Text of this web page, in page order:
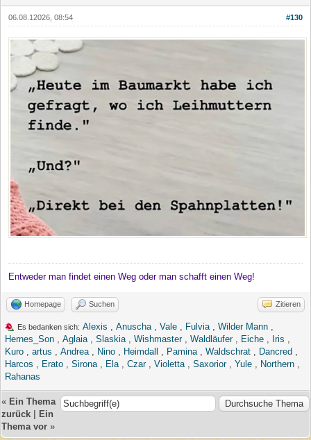
#130
06.08.12026, 08:54
Entweder man findet einen Weg oder man schafft einen Weg!
Homepage Suchen Zitieren
Es bedanken sich: Alexis , Anuscha, Vale , Fulvia, Wilder Mann ,
Hernes_Son , Aglaia, Slaskia, Wishmaster, Waldläufer, Eiche , Iris ,
Kuro , artus , Andrea, Nino , Heimdall , Pamina, Waldschrat , Dancred ,
Harcos , Erato , Sirona, Ela, Czar, Violetta, Saxorior, Yule , Northern ,
Rahanas
« Ein Thema
zurück
Ein
Thema vor »